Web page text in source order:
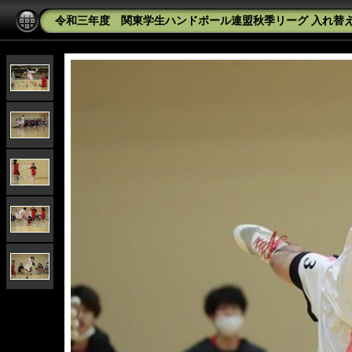
令和三年度 関東学生ハンドボール連盟秋季リーグ 入れ